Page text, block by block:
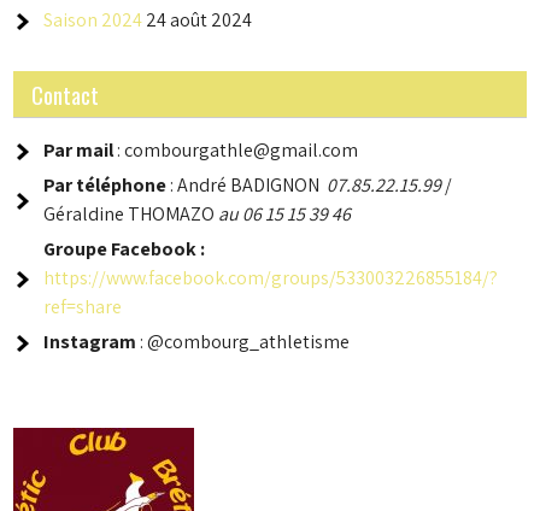
Saison 202424 août 2024
Contact
Par mail: combourgathle@gmail.com
Par téléphone: André BADIGNON 07.85.22.15.99/
Géraldine THOMAZO au 06 15 15 39 46
GroupeFacebook :
https://www.facebook.com/groups/533003226855184/?
ref=share
Instagram : @combourg_athletisme